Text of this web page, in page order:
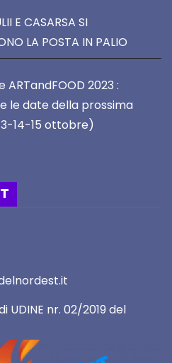
E CASARSA SI
LA POSTA IN PALIO
ARTandFOOD 2023 :
le date della prossima
14-15 ottobre)
UDINE nr. 02/2019 del